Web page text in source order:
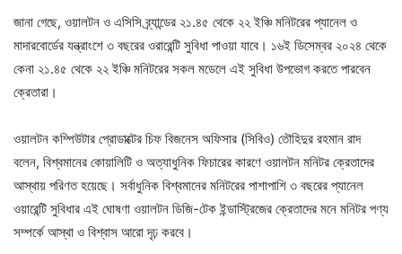
জানা গেছে, ওয়ালটন ও এসিসি ব্র্যান্ডের ২১.৪৫ থেকে ২২ ইঞ্চি মনিটরের প্যানেল ও
মাদারবোর্ডের যন্ত্রাংশে ৩ বছরের ওরারেন্টি সুবিধা পাওয়া যাবে। ১৬ই ডিসেম্বর ২০২৪ থেকে
কেনা ২১.৪৫ থেকে ২২ ইঞ্চি মনিটরের সকল মডেলে এই সুবিধা উপভোগ করতে পারবেন
ক্রেতারা।
ওয়ালটন কম্পিউটার প্রোডাক্টের চিফ বিজনেস অফিসার (সিবিও) তৌহিদুর রহমান রাদ
বলেন, বিশ্বমানের কোয়ালিটি ও অত্যাধুনিক ফিচারের কারণে ওয়ালটন মনিটর ক্রেতাদের
আস্থায় পরিণত হয়েছে। সর্বাধুনিক বিশ্বমানের মনিটরের পাশাপাশি ৩ বছরের প্যানেল
ওয়ারেন্টি সুবিধার এই ঘোষণা ওয়ালটন ডিজি-টেক ইন্ডাস্ট্রিজের ক্রেতাদের মনে মনিটর পণ্য
সম্পর্কে আস্থা ও বিশ্বাস আরো দৃঢ় করবে।